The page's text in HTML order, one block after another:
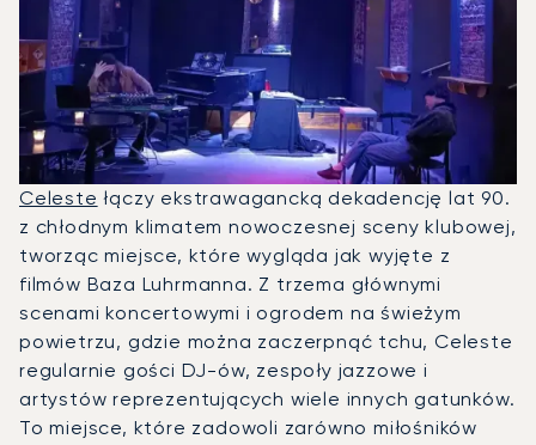
Celeste łączy ekstrawagancką dekadencję lat 90.
z chłodnym klimatem nowoczesnej sceny klubowej,
tworząc miejsce, które wygląda jak wyjęte z
filmów Baza Luhrmanna. Z trzema głównymi
scenami koncertowymi i ogrodem na świeżym
powietrzu, gdzie można zaczerpnąć tchu, Celeste
regularnie gości DJ-ów, zespoły jazzowe i
artystów reprezentujących wiele innych gatunków.
To miejsce, które zadowoli zarówno miłośników